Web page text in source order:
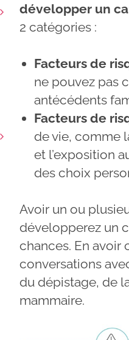
développer un
2 catégories :
Facteurs de
ne pouvez pas
antécédents
Facteurs de
de vie, comme
et l’exposition
des choix
Avoir un ou
développerez un
chances. En avoir
conversations
du dépistage, de
mammaire.